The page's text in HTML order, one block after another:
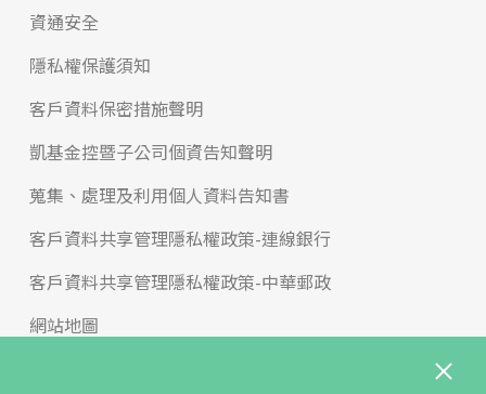
資通安全
隱私權保護須知
客戶資料保密措施聲明
凱基金控暨子公司個資告知聲明
蒐集、處理及利用個人資料告知書
客戶資料共享管理隱私權政策-連線銀行
客戶資料共享管理隱私權政策-中華郵政
網站地圖